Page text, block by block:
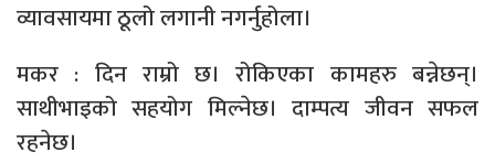
व्यावसायमा ठूलो लगानी नगर्नुहोला।
मकर : दिन राम्रो छ। रोकिएका कामहरु बन्नेछन्।
साथीभाइको सहयोग मिल्नेछ। दाम्पत्य जीवन सफल
रहनेछ।